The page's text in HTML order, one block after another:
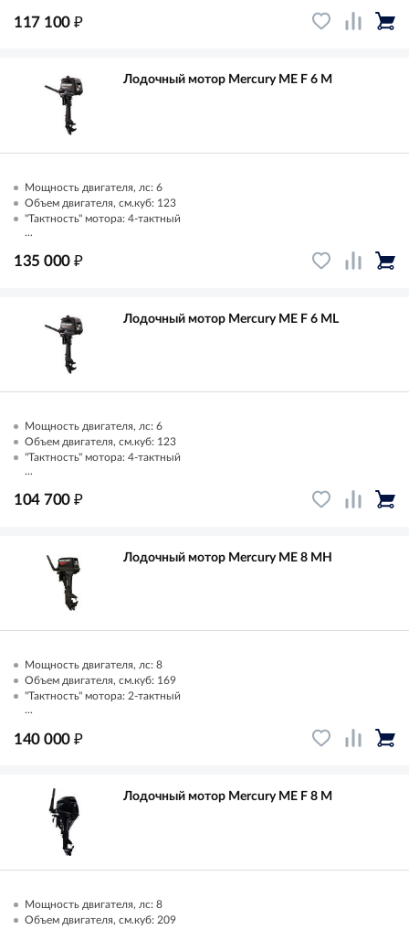
117 100 ₽
Лодочный мотор Mercury ME F 6 M
Мощность двигателя, лс: 6
Объем двигателя, см.куб: 123
"Тактность" мотора: 4-тактный
...
135 000 ₽
Лодочный мотор Mercury ME F 6 ML
Мощность двигателя, лс: 6
Объем двигателя, см.куб: 123
"Тактность" мотора: 4-тактный
...
104 700 ₽
Лодочный мотор Mercury ME 8 MH
Мощность двигателя, лс: 8
Объем двигателя, см.куб: 169
"Тактность" мотора: 2-тактный
...
140 000 ₽
Лодочный мотор Mercury ME F 8 M
Мощность двигателя, лс: 8
Объем двигателя, см.куб: 209